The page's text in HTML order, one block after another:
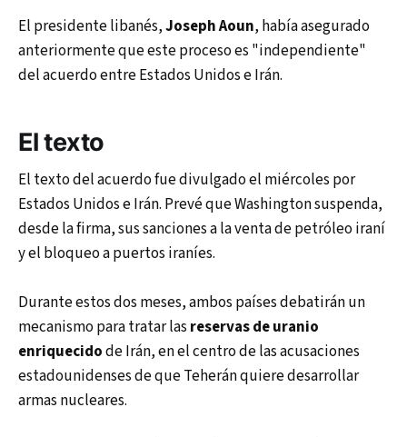
El presidente libanés,Joseph Aoun, había asegurado
anteriormente que este proceso es "independiente"
del acuerdo entre Estados Unidos e Irán.
El texto
El texto del acuerdo fue divulgado el miércoles por
Estados Unidos e Irán. Prevé que Washington suspenda,
desde la firma, sus sanciones a la venta de petróleo iraní
y el bloqueo a puertos iraníes.
Durante estos dos meses, ambos países debatirán un
mecanismo para tratar las reservas de uranio
enriquecidode Irán, en el centro de las acusaciones
estadounidenses de que Teherán quiere desarrollar
armas nucleares.